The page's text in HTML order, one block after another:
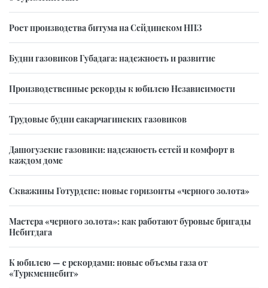
Рост производства битума на Сейдинском НПЗ
Будни газовиков Губадага: надежность и развитие
Производственные рекорды к юбилею Независимости
Трудовые будни сакарчагинских газовиков
Дашогузские газовики: надежность сетей и комфорт в
каждом доме
Скважины Готурдепе: новые горизонты «черного золота»
Мастера «черного золота»: как работают буровые бригады
Небитдага
К юбилею — с рекордами: новые объемы газа от
«Туркменнебит»